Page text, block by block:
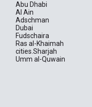
Abu Dhabi
Al Ain
Adschman
Dubai
Fudschaira
Ras al-Khaimah
cities.Sharjah
Umm al-Quwain